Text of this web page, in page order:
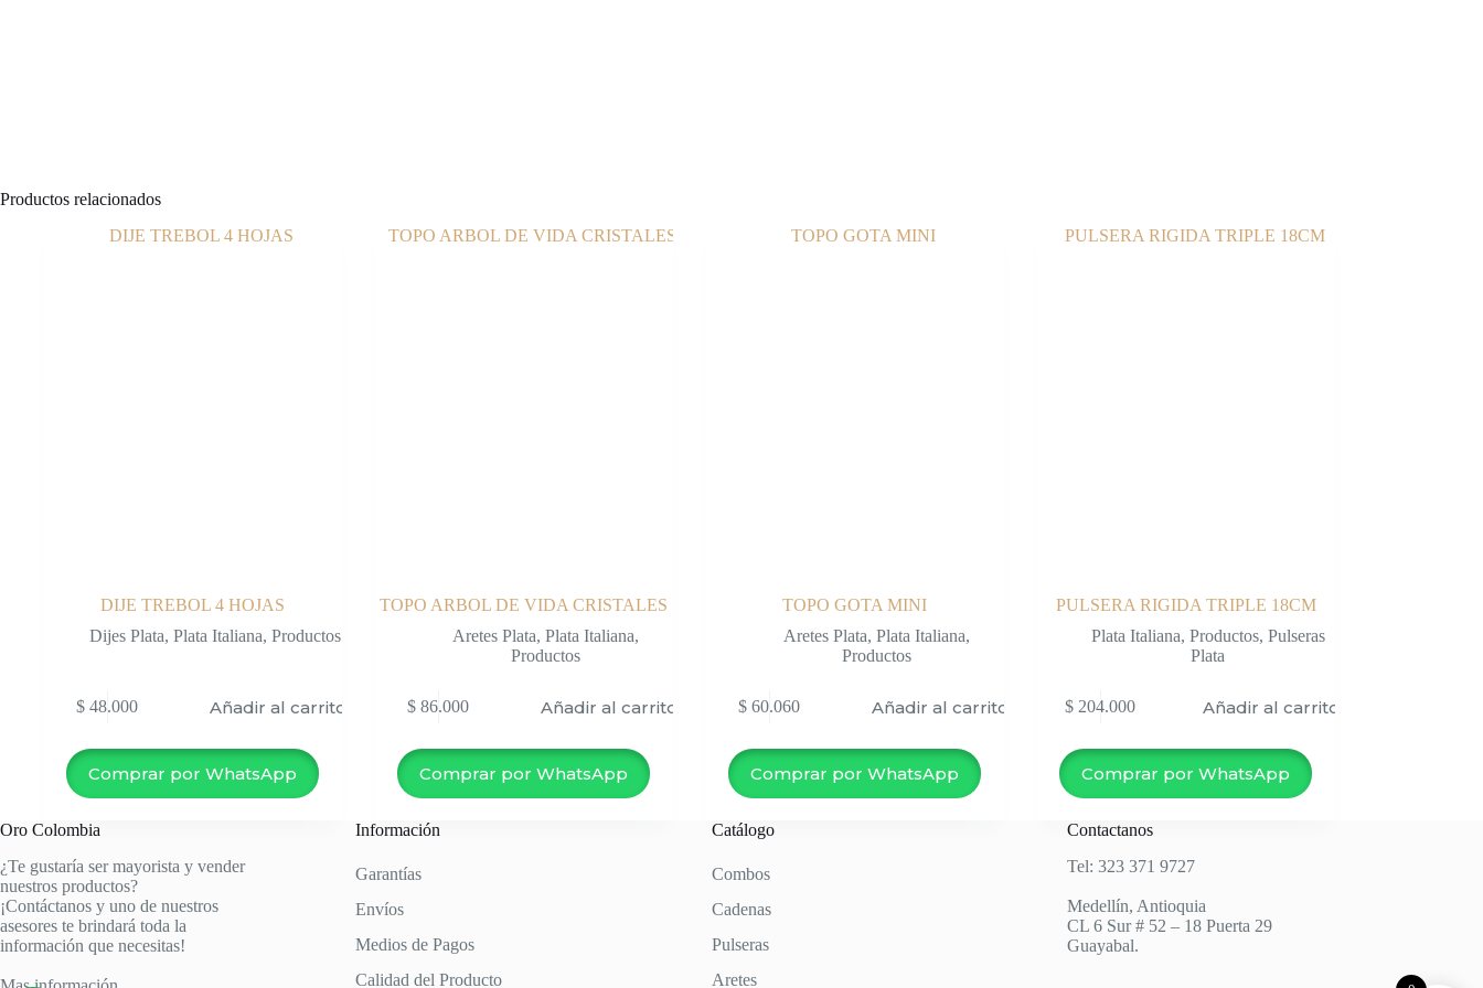
Productos relacionados
DIJE TREBOL 4 HOJAS
Dijes Plata, Plata Italiana, Productos
$ 48.000 Añadir al carrito
Comprar por WhatsApp
TOPO ARBOL DE VIDA CRISTALES
Aretes Plata,Plata Italiana,
Productos
$ 86.000 Añadir al carrito
Comprar por WhatsApp
TOPO GOTA MINI
Aretes Plata,Plata Italiana,
Productos
$ 60.060 Añadir al carrito
Comprar por WhatsApp
PULSERA RIGIDA TRIPLE 18CM
Plata Italiana, Productos, Pulseras
Plata
$ 204.000 Añadir al carrito
Comprar por WhatsApp
Oro Colombia
¿Te gustaría ser mayorista y vender
nuestros productos?
¡Contáctanos y uno de nuestros
asesores te brindará toda la
información que necesitas!
Información
Garantías
Envíos
Medios de Pagos
Calidad del Producto
Catálogo
Combos
Cadenas
Pulseras
Aretes
Contactanos
Tel: 323 371 9727
Medellín, Antioquia
CL 6 Sur # 52 – 18 Puerta 29
Guayabal.